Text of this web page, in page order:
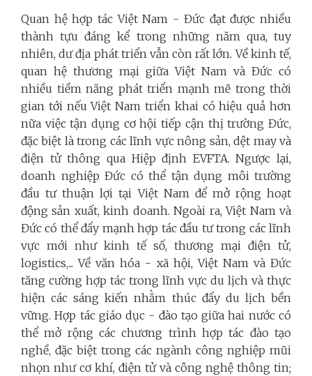
Quan hệ hợp tác Việt Nam - Đức đạt được nhiều
thành tựu đáng kể trong những năm qua, tuy
nhiên, dư địa phát triển vẫn còn rất lớn. Về kinh tế,
quan hệ thương mại giữa Việt Nam và Đức có
nhiều tiềm năng phát triển mạnh mẽ trong thời
gian tới nếu Việt Nam triển khai có hiệu quả hơn
nữa việc tận dụng cơ hội tiếp cận thị trường Đức,
đặc biệt là trong các lĩnh vực nông sản, dệt may và
điện tử thông qua Hiệp định EVFTA. Ngược lại,
doanh nghiệp Đức có thể tận dụng môi trường
đầu tư thuận lợi tại Việt Nam để mở rộng hoạt
động sản xuất, kinh doanh. Ngoài ra, Việt Nam và
Đức có thể đẩy mạnh hợp tác đầu tư trong các lĩnh
vực mới như kinh tế số, thương mại điện tử,
logistics,... Về văn hóa - xã hội, Việt Nam và Đức
tăng cường hợp tác trong lĩnh vực du lịch và thực
hiện các sáng kiến nhằm thúc đẩy du lịch bền
vững. Hợp tác giáo dục - đào tạo giữa hai nước có
thể mở rộng các chương trình hợp tác đào tạo
nghề, đặc biệt trong các ngành công nghiệp mũi
nhọn như cơ khí, điện tử và công nghệ thông tin;